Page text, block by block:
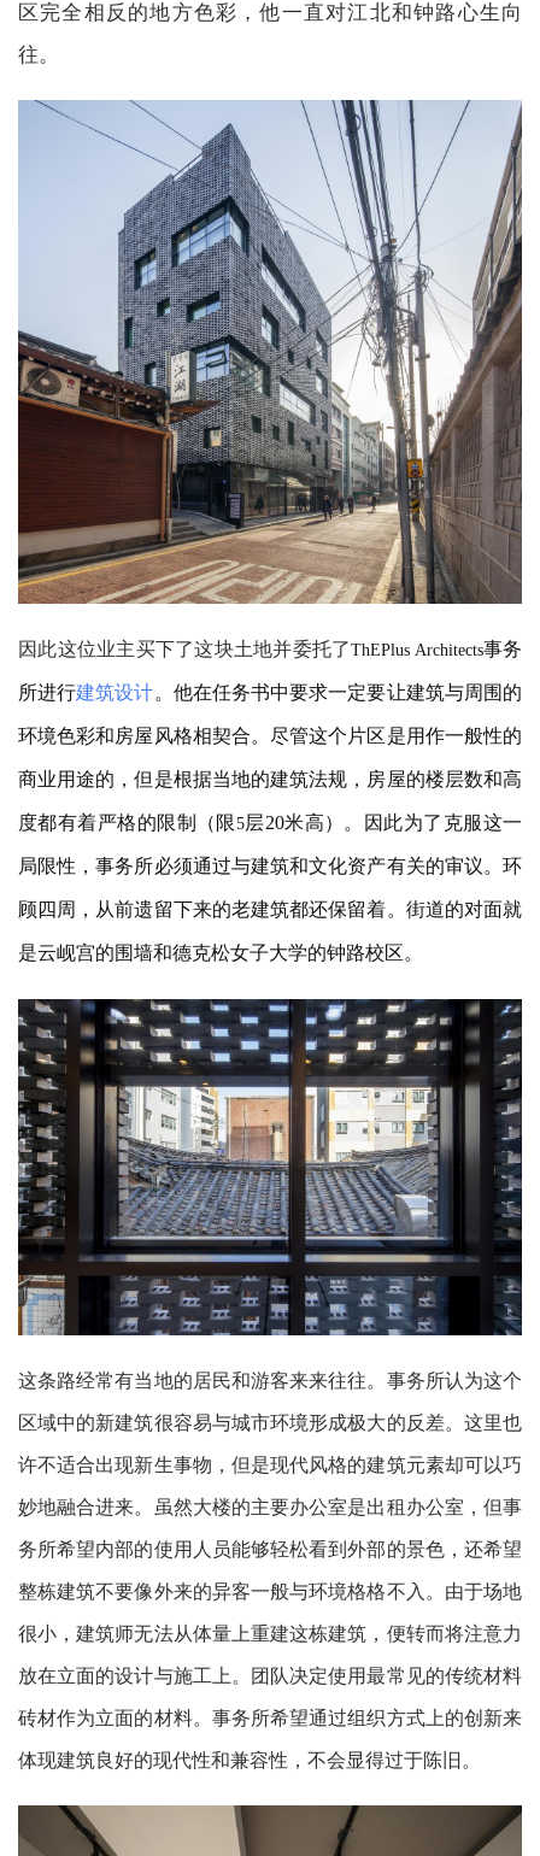
区完全相反的地方色彩，他一直对江北和钟路心生向
往。
因此这位业主买下了这块土地并委托了ThEPlus Architects事务
所进行建筑设计。他在任务书中要求一定要让建筑与周围的
环境色彩和房屋风格相契合。尽管这个片区是用作一般性的
商业用途的，但是根据当地的建筑法规，房屋的楼层数和高
度都有着严格的限制（限5层20米高）。因此为了克服这一
局限性，事务所必须通过与建筑和文化资产有关的审议。环
顾四周，从前遗留下来的老建筑都还保留着。街道的对面就
是云岘宫的围墙和德克松女子大学的钟路校区。
这条路经常有当地的居民和游客来来往往。事务所认为这个
区域中的新建筑很容易与城市环境形成极大的反差。这里也
许不适合出现新生事物，但是现代风格的建筑元素却可以巧
妙地融合进来。虽然大楼的主要办公室是出租办公室，但事
务所希望内部的使用人员能够轻松看到外部的景色，还希望
整栋建筑不要像外来的异客一般与环境格格不入。由于场地
很小，建筑师无法从体量上重建这栋建筑，便转而将注意力
放在立面的设计与施工上。团队决定使用最常见的传统材料
砖材作为立面的材料。事务所希望通过组织方式上的创新来
体现建筑良好的现代性和兼容性，不会显得过于陈旧。